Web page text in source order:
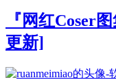
『网红Coser
更新]